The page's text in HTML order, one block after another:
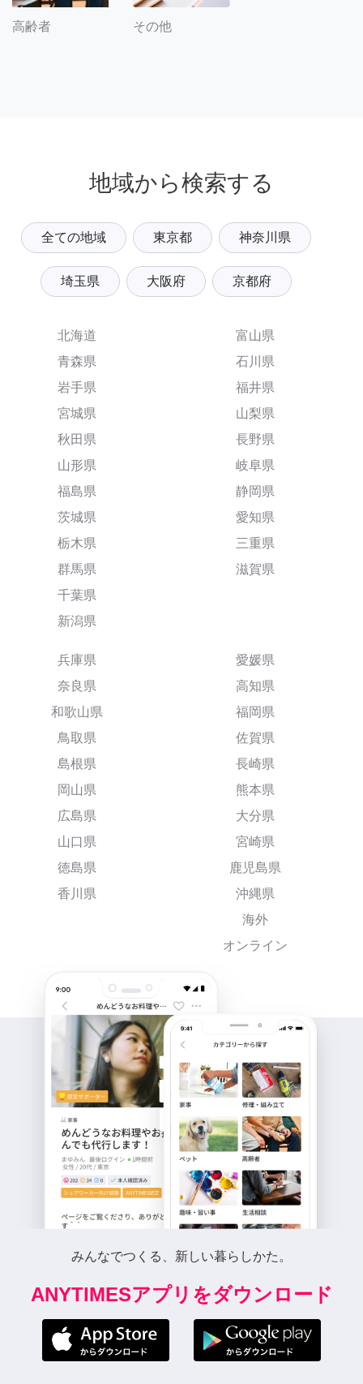
高齢者 その他
地域から検索する
全ての地域 東京都 神奈川県
埼玉県 大阪府 京都府
北海道
青森県
岩手県
宮城県
秋田県
山形県
福島県
茨城県
栃木県
群馬県
千葉県
新潟県
富山県
石川県
福井県
山梨県
長野県
岐阜県
静岡県
愛知県
三重県
滋賀県
兵庫県
奈良県
和歌山県
鳥取県
島根県
岡山県
広島県
山口県
徳島県
香川県
愛媛県
高知県
福岡県
佐賀県
長崎県
熊本県
大分県
宮崎県
鹿児島県
沖縄県
海外
オンライン
みんなでつくる、新しい暮らしかた。
ANYTIMESアプリをダウンロード